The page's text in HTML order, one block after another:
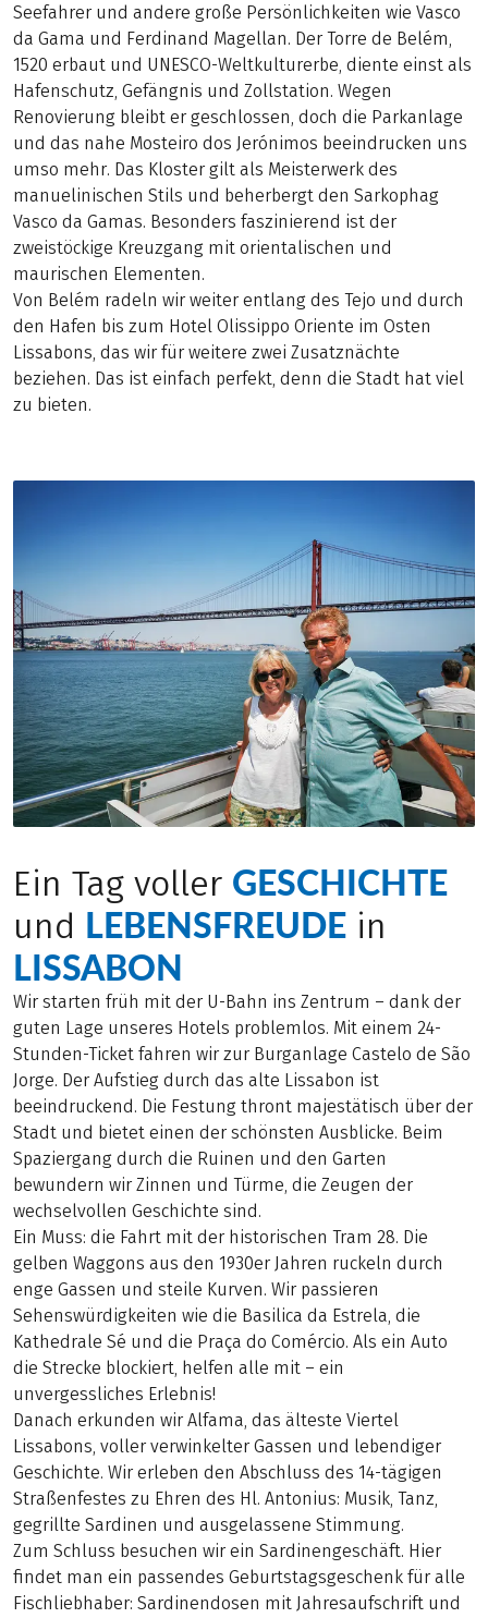
Seefahrer und andere große Persönlichkeiten wie Vasco
da Gama und Ferdinand Magellan. Der Torre de Belém,
1520 erbaut und UNESCO-Weltkulturerbe, diente einst als
Hafenschutz, Gefängnis und Zollstation. Wegen
Renovierung bleibt er geschlossen, doch die Parkanlage
und das nahe Mosteiro dos Jerónimos beeindrucken uns
umso mehr. Das Kloster gilt als Meisterwerk des
manuelinischen Stils und beherbergt den Sarkophag
Vasco da Gamas. Besonders faszinierend ist der
zweistöckige Kreuzgang mit orientalischen und
maurischen Elementen.
Von Belém radeln wir weiter entlang des Tejo und durch
den Hafen bis zum Hotel Olissippo Oriente im Osten
Lissabons, das wir für weitere zwei Zusatznächte
beziehen. Das ist einfach perfekt, denn die Stadt hat viel
zu bieten.
Ein Tag voller GESCHICHTE
und LEBENSFREUDE in
LISSABON
Wir starten früh mit der U-Bahn ins Zentrum – dank der
guten Lage unseres Hotels problemlos. Mit einem 24-
Stunden-Ticket fahren wir zur Burganlage Castelo de São
Jorge. Der Aufstieg durch das alte Lissabon ist
beeindruckend. Die Festung thront majestätisch über der
Stadt und bietet einen der schönsten Ausblicke. Beim
Spaziergang durch die Ruinen und den Garten
bewundern wir Zinnen und Türme, die Zeugen der
wechselvollen Geschichte sind.
Ein Muss: die Fahrt mit der historischen Tram 28. Die
gelben Waggons aus den 1930er Jahren ruckeln durch
enge Gassen und steile Kurven. Wir passieren
Sehenswürdigkeiten wie die Basilica da Estrela, die
Kathedrale Sé und die Praça do Comércio. Als ein Auto
die Strecke blockiert, helfen alle mit – ein
unvergessliches Erlebnis!
Danach erkunden wir Alfama, das älteste Viertel
Lissabons, voller verwinkelter Gassen und lebendiger
Geschichte. Wir erleben den Abschluss des 14-tägigen
Straßenfestes zu Ehren des Hl. Antonius: Musik, Tanz,
gegrillte Sardinen und ausgelassene Stimmung.
Zum Schluss besuchen wir ein Sardinengeschäft. Hier
findet man ein passendes Geburtstagsgeschenk für alle
Fischliebhaber: Sardinendosen mit Jahresaufschrift und